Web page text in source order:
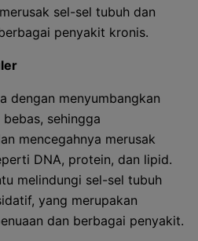
sel-sel tubuh dan
penyakit kronis.
dengan menyumbangkan
sehingga
mencegahnya merusak
DNA, protein, dan lipid.
melindungi sel-sel tubuh
yang merupakan
dan berbagai penyakit.